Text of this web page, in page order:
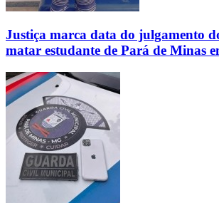
Justiça marca data do julgamento
matar estudante de Pará de Minas